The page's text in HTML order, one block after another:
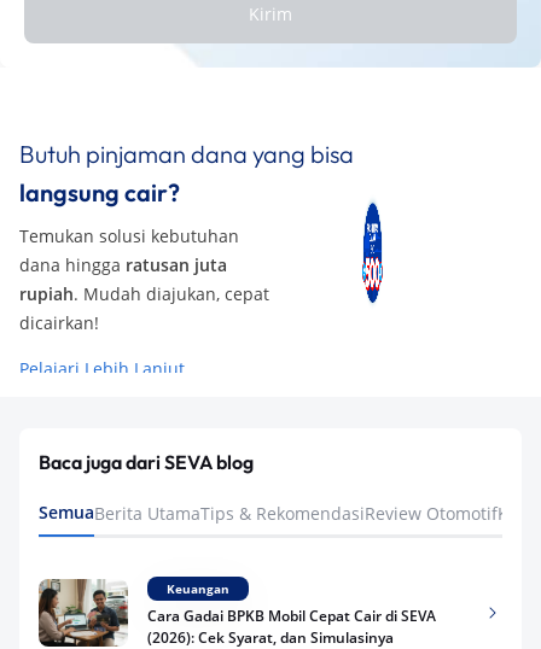
Kirim
Butuh pinjaman dana yang bisa
langsung cair?
Temukan solusi kebutuhan
dana hingga ratusan juta
rupiah. Mudah diajukan, cepat
dicairkan!
Pelajari Lebih Lanjut
Baca juga dari SEVA blog
SemuaBerita UtamaTips & RekomendasiReview Otomotif
Keuangan
Cara Gadai BPKB Mobil Cepat Cair di SEVA
(2026): Cek Syarat, dan Simulasinya